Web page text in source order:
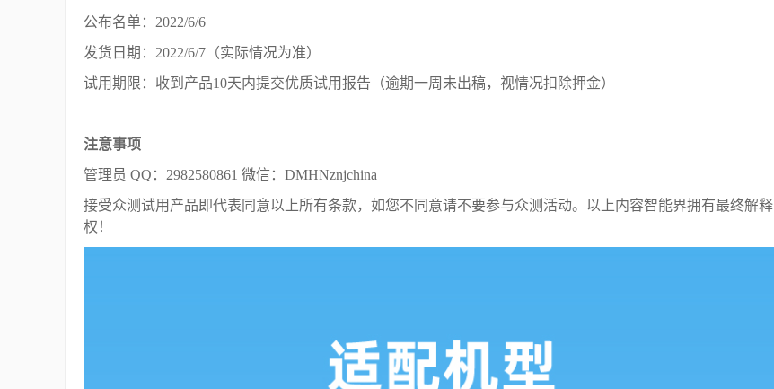
公布名单：2022/6/6
发货日期：2022/6/7（实际情况为准）
试用期限：收到产品10天内提交优质试用报告（逾期一周未出稿，视情况扣除押金）
注意事项
管理员 QQ：2982580861 微信：DMHNznjchina
接受众测试用产品即代表同意以上所有条款，如您不同意请不要参与众测活动。以上内容智能界拥有最终解释
权！